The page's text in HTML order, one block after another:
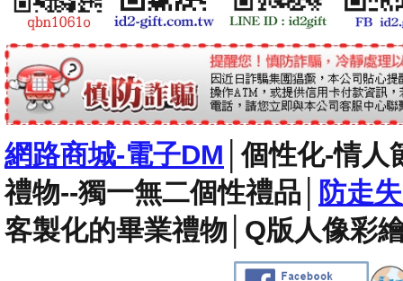
網路商城-電子DM │個性化-情人
禮物--獨一無二個性禮品
防走
客製化的畢業禮物 Q版人像彩